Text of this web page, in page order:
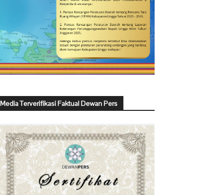
Media Terverifikasi Faktual Dewan Pers